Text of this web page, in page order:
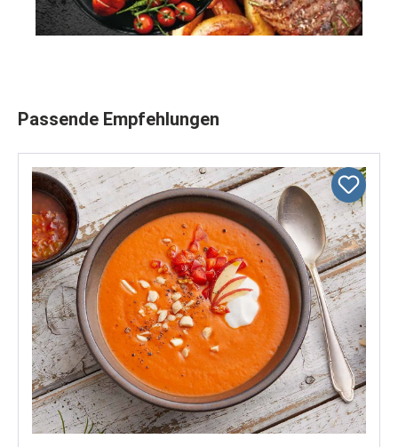
Produktgalerie überspringen
Passende Empfehlungen